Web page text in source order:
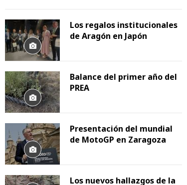
Los regalos institucionales
de Aragón en Japón
Balance del primer año del
PREA
Presentación del mundial
de MotoGP en Zaragoza
Los nuevos hallazgos de la